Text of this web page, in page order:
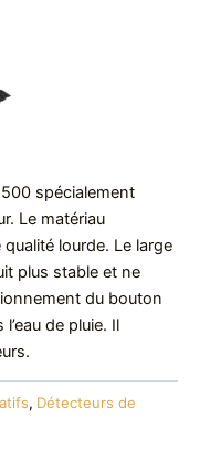
spécialement
Le matériau
qualité lourde. Le large
plus stable et ne
du bouton
de pluie. Il
, Détecteurs de